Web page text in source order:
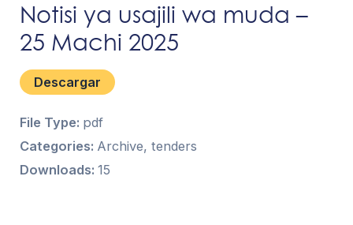
Notisi ya usajili wa muda –
25 Machi 2025
Descargar
File Type: pdf
Categories: Archive, tenders
Downloads:15